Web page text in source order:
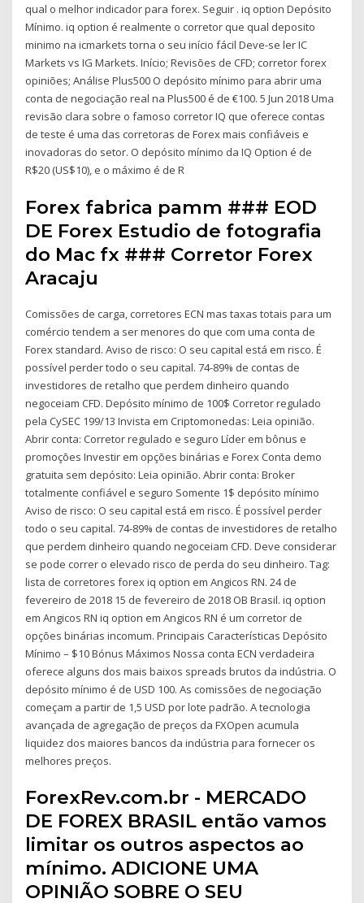
qual o melhor indicador para forex. Seguir . iq option Depósito
Mínimo. iq option é realmente o corretor que qual deposito
minimo na icmarkets torna o seu início fácil Deve-se ler IC
Markets vs IG Markets. Início; Revisões de CFD; corretor forex
opiniões; Análise Plus500 O depósito mínimo para abrir uma
conta de negociação real na Plus500 é de €100. 5 Jun 2018 Uma
revisão clara sobre o famoso corretor IQ que oferece contas
de teste é uma das corretoras de Forex mais confiáveis ​​e
inovadoras do setor. O depósito mínimo da IQ Option é de
R$20 (US$10), e o máximo é de R
Forex fabrica pamm ### EOD
DE Forex Estudio de fotografia
do Mac fx ### Corretor Forex
Aracaju
Comissões de carga, corretores ECN mas taxas totais para um
comércio tendem a ser menores do que com uma conta de
Forex standard. Aviso de risco: O seu capital está em risco. É
possível perder todo o seu capital. 74-89% de contas de
investidores de retalho que perdem dinheiro quando
negoceiam CFD. Depósito mínimo de 100$ Corretor regulado
pela CySEC 199/13 Invista em Criptomonedas: Leia opinião.
Abrir conta: Corretor regulado e seguro Líder em bônus e
promoções Investir em opções binárias e Forex Conta demo
gratuita sem depósito: Leia opinião. Abrir conta: Broker
totalmente confiável e seguro Somente 1$ depósito mínimo
Aviso de risco: O seu capital está em risco. É possível perder
todo o seu capital. 74-89% de contas de investidores de retalho
que perdem dinheiro quando negoceiam CFD. Deve considerar
se pode correr o elevado risco de perda do seu dinheiro. Tag:
lista de corretores forex iq option em Angicos RN. 24 de
fevereiro de 2018 15 de fevereiro de 2018 OB Brasil. iq option
em Angicos RN iq option em Angicos RN é um corretor de
opções binárias incomum. Principais Características Depósito
Mínimo – $10 Bónus Máximos Nossa conta ECN verdadeira
oferece alguns dos mais baixos spreads brutos da indústria. O
depósito mínimo é de USD 100. As comissões de negociação
começam a partir de 1,5 USD por lote padrão. A tecnologia
avançada de agregação de preços da FXOpen acumula
liquidez dos maiores bancos da indústria para fornecer os
melhores preços.
ForexRev.com.br - MERCADO
DE FOREX BRASIL então vamos
limitar os outros aspectos ao
mínimo. ADICIONE UMA
OPINIÃO SOBRE O SEU